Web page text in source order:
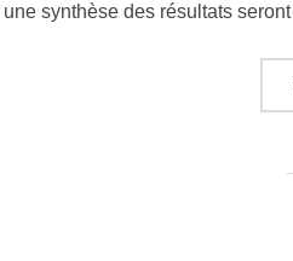
une synthèse des résultats